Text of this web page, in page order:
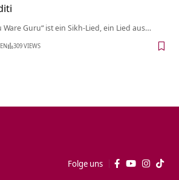
Guru“ ist ein Sikh-Lied, ein Lied aus…
309 VIEWS
Folge uns